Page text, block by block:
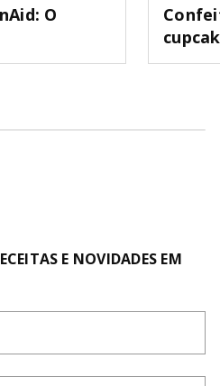
O
E NOVIDADES EM